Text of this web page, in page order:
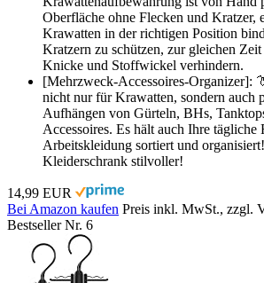
Oberfläche ohne Flecken und Kratzer,
Krawatten in der richtigen Position
Kratzern zu schützen, zur gleichen
Knicke und Stoffwickel verhindern.
[Mehrzweck-Accessoires-Organizer]:
nicht nur für Krawatten, sondern auch
Aufhängen von Gürteln, BHs,
Accessoires. Es hält auch Ihre tägliche
Arbeitskleidung sortiert und
Kleiderschrank stilvoller!
14,99 EUR
Bei Amazon kaufen Preis inkl. MwSt., zzgl.
Bestseller Nr. 6